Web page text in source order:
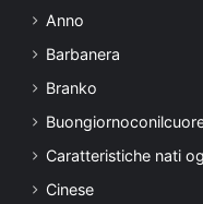
Anno
Barbanera
Branko
Caratteristiche nati
Cinese